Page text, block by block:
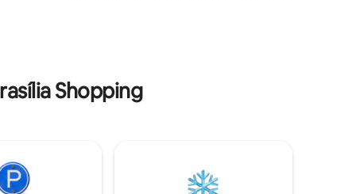
politieke en toeristische centrum van
Brasilia, met gemakkelijke toegang tot:
Shopping